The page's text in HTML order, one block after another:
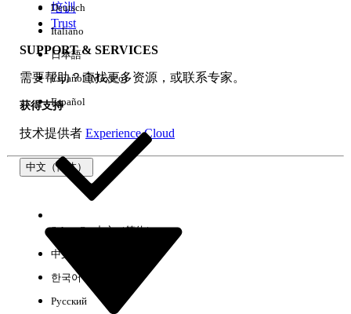
培训
Trust
SUPPORT & SERVICES
需要帮助？查找更多资源，或联系专家。
获得支持
技术提供者 Experience Cloud
中文（简体）
Deutsch
Italiano
日本語
Español (México)
Español
Select Org中文（简体）
中文（繁体）
한국어
Русский